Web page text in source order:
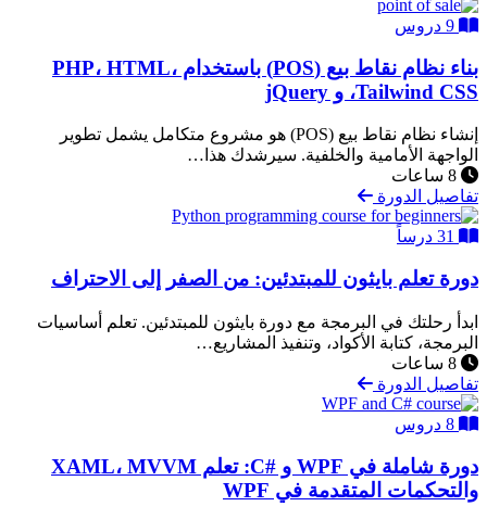
بناء نظام نقاط بيع (POS) باستخدام PHP، HTML،
Tailwind CSS، و jQuery
إنشاء نظام نقاط بيع (POS) هو مشروع متكامل يشمل تطوير
الواجهة الأمامية والخلفية. سيرشدك هذا…
تفاصيل الدورة
دورة تعلم بايثون للمبتدئين: من الصفر إلى الاحتراف
ابدأ رحلتك في البرمجة مع دورة بايثون للمبتدئين. تعلم أساسيات
البرمجة، كتابة الأكواد، وتنفيذ المشاريع…
تفاصيل الدورة
دورة شاملة في WPF و #C: تعلم XAML، MVVM
والتحكمات المتقدمة في WPF